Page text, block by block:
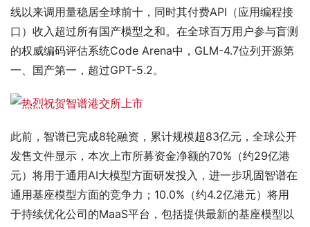
线以来调用量稳居全球前十，同时其付费API（应用编程接
口）收入超过所有国产模型之和。在全球百万用户参与盲测
的权威编码评估系统Code Arena中，GLM-4.7位列开源第
一、国产第一，超过GPT-5.2。
此前，智谱已完成8轮融资，累计规模超83亿元，全球公开
发售文件显示，本次上市所募资金净额的70%（约29亿港
元）将用于通用AI大模型方面研发投入，进一步巩固智谱在
通用基座模型方面的竞争力；10.0%（约4.2亿港元）将用
于持续优化公司的MaaS平台，包括提供最新的基座模型以